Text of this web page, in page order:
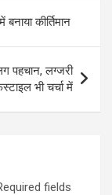
कीर्तिमान
पहचान, लग्जरी
भी चर्चा में
fields